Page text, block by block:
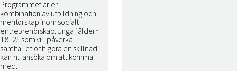
Programmet är en
kombination av utbildning och
mentorskap inom socialt
entreprenörskap. Unga i åldern
18–25 som vill påverka
samhället och göra en skillnad
kan nu ansöka om att komma
med.